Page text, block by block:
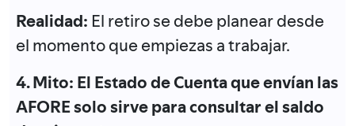
Realidad: El retiro se debe planear desde
el momento que empiezas a trabajar.
4. Mito: El Estado de Cuenta que envían las
AFORE solo sirve para consultar el saldo